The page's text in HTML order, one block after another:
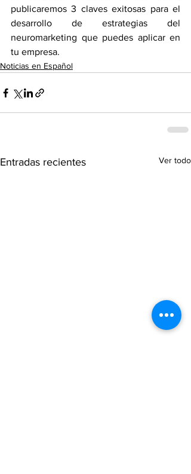
publicaremos 3 claves exitosas para el
desarrollo de estrategias del
neuromarketing que puedes aplicar en
tu empresa.
Noticias en Español
Entradas recientes Ver todo